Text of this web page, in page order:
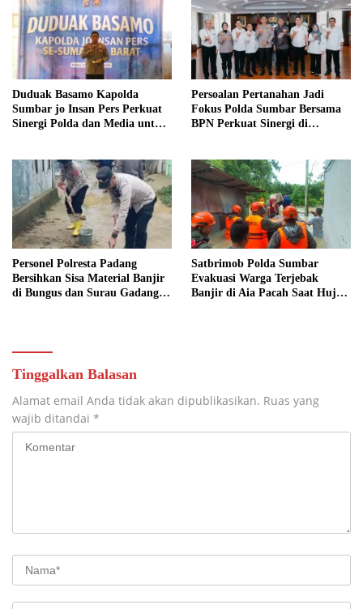
Duduak Basamo Kapolda
Sumbar jo Insan Pers Perkuat
Sinergi Polda dan Media untuk
Persoalan Pertanahan Jadi
Fokus Polda Sumbar Bersama
BPN Perkuat Sinergi di
Personel Polresta Padang
Bersihkan Sisa Material Banjir
di Bungus dan Surau Gadang,
Satbrimob Polda Sumbar
Evakuasi Warga Terjebak
Banjir di Aia Pacah Saat Hujan
Tinggalkan Balasan
Alamat email Anda tidak akan dipublikasikan. Ruas yang
wajib ditandai *